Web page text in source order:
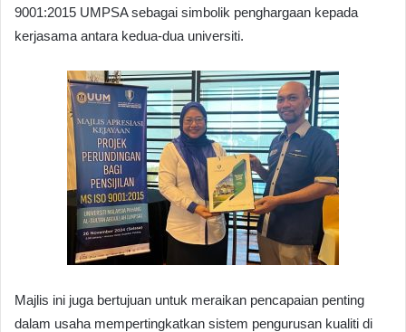
9001:2015 UMPSA sebagai simbolik penghargaan kepada
kerjasama antara kedua-dua universiti.
Majlis ini juga bertujuan untuk meraikan pencapaian penting
dalam usaha mempertingkatkan sistem pengurusan kualiti di